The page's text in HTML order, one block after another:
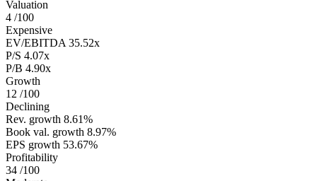
Valuation
4 /100
Expensive
EV/EBITDA 35.52x
P/S 4.07x
P/B 4.90x
Growth
12 /100
Declining
Rev. growth 8.61%
Book val. growth 8.97%
EPS growth 53.67%
Profitability
34 /100